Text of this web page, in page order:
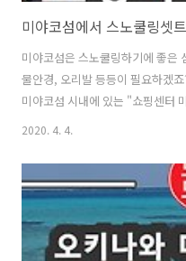
미야코섬은 스노쿨링하기에 좋은
물안경, 오리발 등등이 필요하겠
미야코섬 시내에 있는 "쇼핑센터
코"의 위치 ・네비게이션 맵코드
74-3322 ・아주 넓은 무료 주차
ングタウン宮古)"에 대해 이곳
큰 마트와 같이 있습니다. 쇼핑타
생활에 필요한 물건들이 모두 모
를 구입할 수 있습니다. 어린이용
2020. 4. 4.